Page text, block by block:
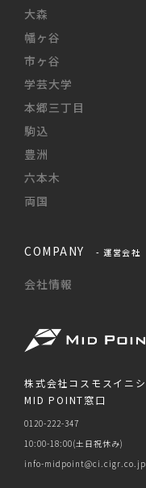
大森
幡ヶ谷
市ヶ谷
学芸大学
本郷三丁目
駒込
豊洲
六本木
両国
COMPANY - 運営会社
会社情報
株式会社コスモスイニ
MID POINT窓口
0120-222-347
10:00-18:00(土日祝休み)
info-midpoint@ci.cigr.co.jp